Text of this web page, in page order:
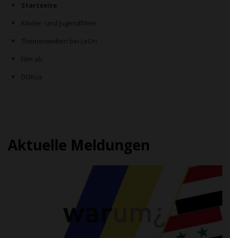
Startseite
Kinder- und Jugendfilme
Themenwelten bei LeOn
Film ab
DOKus
Aktuelle Meldungen